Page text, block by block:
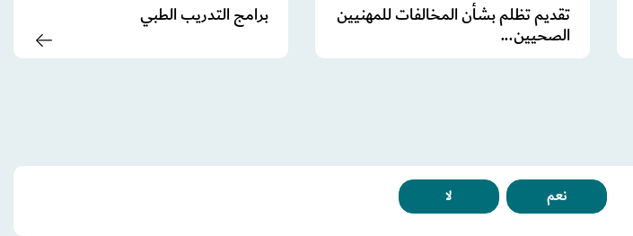
تقديم تظلم بشأن المخالفات للمهنيين
الصحيين...
برامج التدريب الطبي
نعم لا